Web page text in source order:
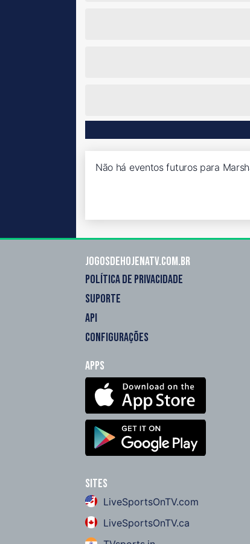
Não há eventos futuros para
Jogosdehojenatv.com.br
POLÍTICA DE PRIVACIDADE
SUPORTE
API
CONFIGURAÇÕES
Apps
Sites
LiveSportsOnTV.com
LiveSportsOnTV.ca